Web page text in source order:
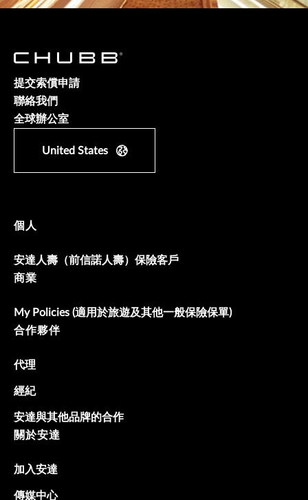
提交索償申請
聯絡我們
全球辦公室
United States
個人
安達人壽（前信諾人壽）保險客戶
商業
My Policies (適用於旅遊及其他一般保險保單)
合作夥伴
代理
經紀
安達與其他品牌的合作
關於安達
加入安達
傳媒中心